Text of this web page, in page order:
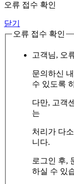
오류 접수 확인
닫기
오류 접수 확인
고객님, 오
문의하신
수 있도록
다만, 고객
는
처리가 다
니다.
로그인 후,
하실 수 있